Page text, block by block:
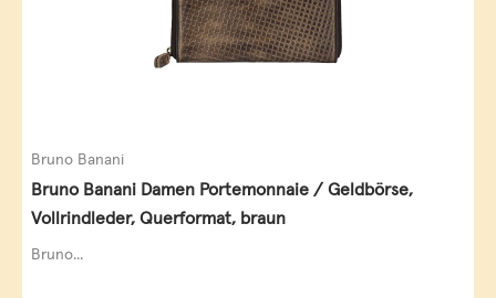
Bruno Banani
Bruno Banani Damen Portemonnaie / Geldbörse,
Vollrindleder, Querformat, braun
Bruno...